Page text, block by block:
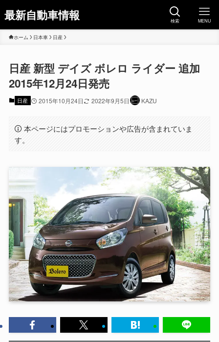
最新自動車情報 検索 MENU
ホーム 日本車 日産
日産 新型 デイズ ボレロ ライダー 追加
2015年12月24日発売
日産 2015年10月24日 2022年9月5日 KAZU
本ページにはプロモーションや広告が含まれていま
す。